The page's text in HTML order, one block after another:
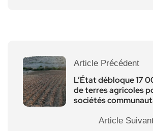
Article Précédent
L’État débloque 17
de terres agricoles
sociétés
Article